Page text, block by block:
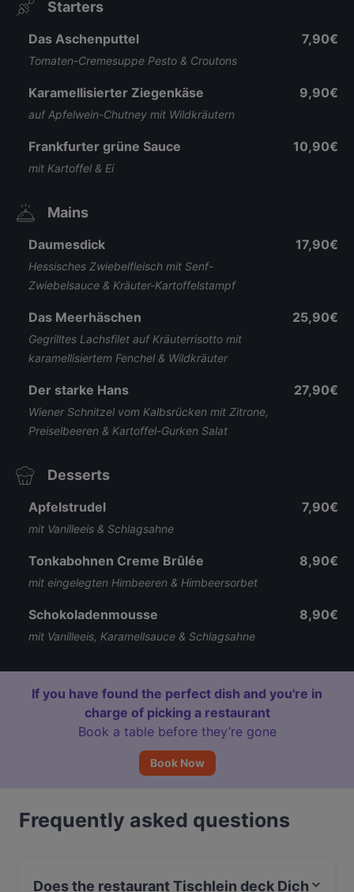
Starters
Das Aschenputtel
Tomaten-Cremesuppe Pesto & Croutons
7,90€
Karamellisierter Ziegenkäse
auf Apfelwein-Chutney mit Wildkräutern
9,90€
Frankfurter grüne Sauce
mit Kartoffel & Ei
10,90€
Mains
Daumesdick
Hessisches Zwiebelfleisch mit Senf-
Zwiebelsauce & Kräuter-Kartoffelstampf
17,90€
Das Meerhäschen
Gegrilltes Lachsfilet auf Kräuterrisotto mit
karamellisiertem Fenchel & Wildkräuter
25,90€
Der starke Hans
Wiener Schnitzel vom Kalbsrücken mit Zitrone,
Preiselbeeren & Kartoffel-Gurken Salat
27,90€
Desserts
Apfelstrudel
mit Vanilleeis & Schlagsahne
7,90€
Tonkabohnen Creme Brûlée
mit eingelegten Himbeeren & Himbeersorbet
8,90€
Schokoladenmousse
mit Vanilleeis, Karamellsauce & Schlagsahne
8,90€
If you have found the perfect dish and you're in
charge of picking a restaurant
Book a table before they’re gone
Book Now
Frequently asked questions
Does the restaurant Tischlein deck Dich